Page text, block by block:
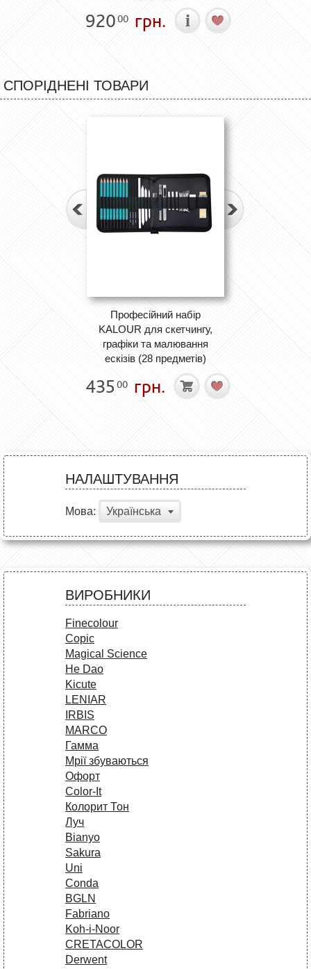
92000 грн.
СПОРІДНЕНІ ТОВАРИ
Професійний набір
KALOUR для скетчингу,
графіки та малювання
ескізів (28 предметів)
435 00 грн.
НАЛАШТУВАННЯ
Мова: Українська
ВИРОБНИКИ
Finecolour
Copic
Magical Science
He Dao
Kicute
LENIAR
IRBIS
MARCO
Гамма
Мрії збуваються
Офорт
Сolor-It
Колорит Тон
Луч
Bianyo
Sakura
Uni
Conda
BGLN
Fabriano
Koh-i-Noor
CRETACOLOR
Derwent